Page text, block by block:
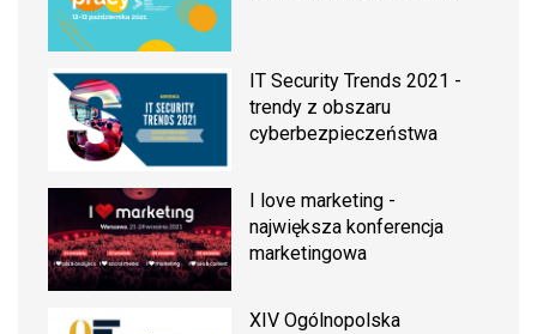
IT Security Trends 2021 -
trendy z obszaru
cyberbezpieczeństwa
I love marketing -
największa konferencja
marketingowa
XIV Ogólnopolska